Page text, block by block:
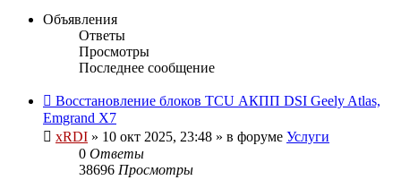
Объявления
Ответы
Просмотры
Последнее сообщение
Восстановление блоков TCU АКПП DSI Geely Atlas,
Emgrand X7
xRDI » 10 окт 2025, 23:48 » в форуме Услуги
0 Ответы
38696 Просмотры